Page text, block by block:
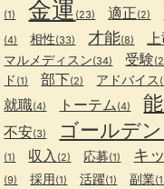
(1) 金運 (23) 適正(2)
(4) 相性(33) 才能(8) 上
マルメディスン(34) 受験
ド (1) 部下(2) アドバイス
就職(4) トーテム(4)
不安(3) ゴールデ
(1) 収入 (2) 応募(1) キ
(9) 採用(1) 活躍(1) 副業